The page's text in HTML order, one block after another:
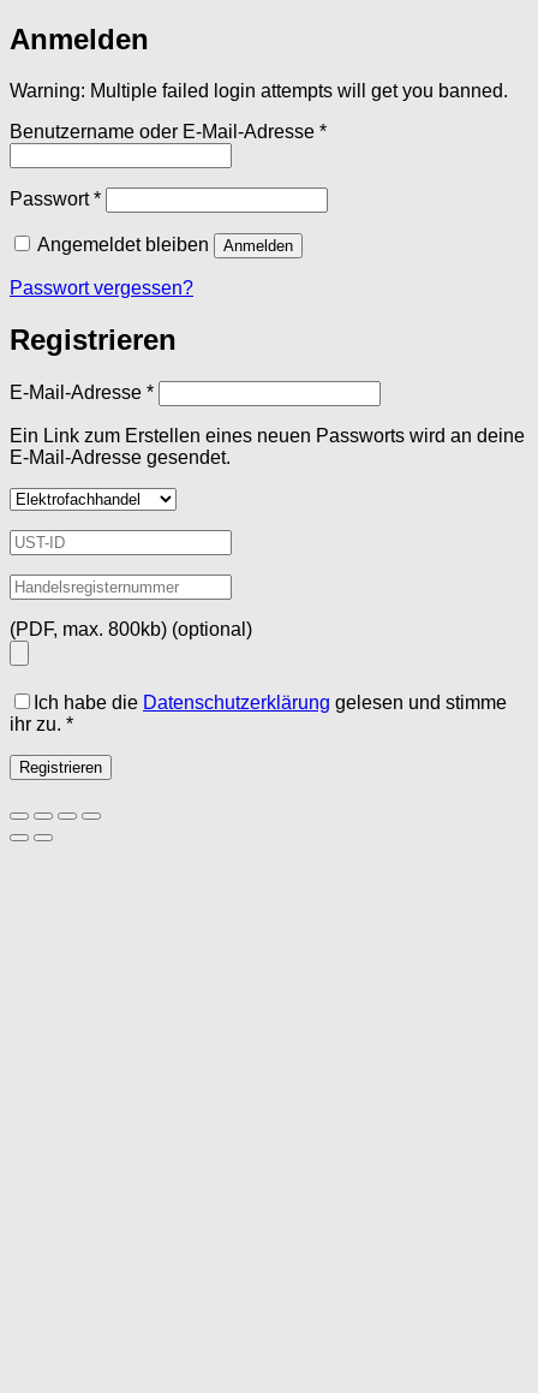
Anmelden
Warning: Multiple failed login attempts will get you banned.
Benutzername oder E-Mail-Adresse *Erforderlich
Passwort*Erforderlich
Angemeldet bleiben Anmelden
Passwort vergessen?
Registrieren
E-Mail-Adresse *Erforderlich
Ein Link zum Erstellen eines neuen Passworts wird an deine
E-Mail-Adresse gesendet.
(PDF, max. 800kb) (optional)
Ich habe die Datenschutzerklärung gelesen und stimme
ihr zu. *
Registrieren